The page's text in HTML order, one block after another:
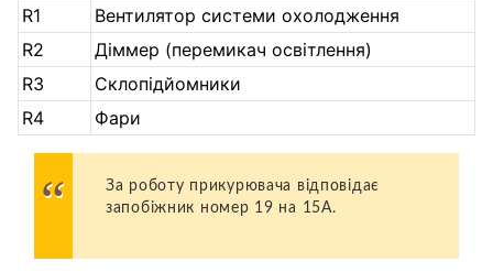
R1
Вентилятор системи охолодження
R2
Діммер (перемикач освітлення)
R3
Склопідйомники
R4
Фари
За роботу прикурювача відповідає
запобіжник номер 19 на 15А.